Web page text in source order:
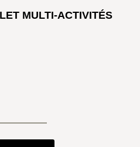
MULTI-ACTIVITÉS